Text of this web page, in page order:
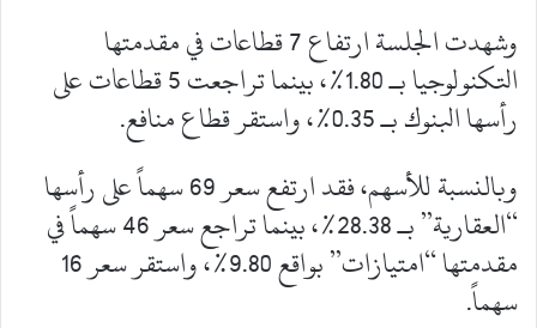
وشهدت الجلسة ارتفاع 7 قطاعات في مقدمتها
التكنولوجيا بـ 1.80%، بينما تراجعت 5 قطاعات على
رأسها البنوك بـ 0.35%، واستقر قطاع منافع.
وبالنسبة للأسهم، فقد ارتفع سعر 69 سهماً على رأسها
“العقارية” بـ 28.38%، بينما تراجع سعر 46 سهماً في
مقدمتها “امتيازات” بواقع 9.80%، واستقر سعر 16
سهماً.